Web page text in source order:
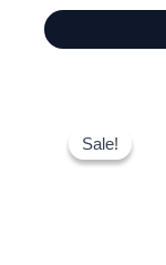
Sale!
Sale!